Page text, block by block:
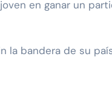
en ganar un
la bandera de su